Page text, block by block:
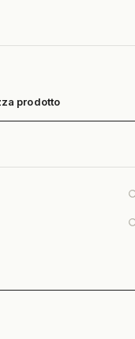
prodotto